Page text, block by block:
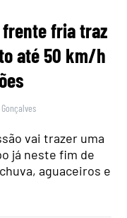
frente fria traz
até 50 km/h
vai trazer uma
já neste fim de
aguaceiros e